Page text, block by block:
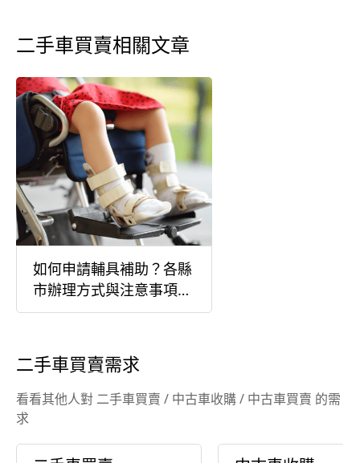
二手車買賣相關文章
如何申請輔具補助？各縣
市辦理方式與注意事項詳
解
二手車買賣需求
看看其他人對 二手車買賣 / 中古車收購 / 中古車買賣 的需
求